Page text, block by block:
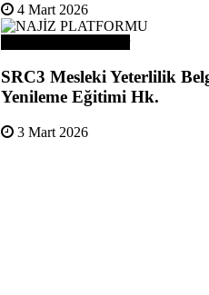
4 Mart 2026
SRC3 Mesleki Yeterlilik
Yenileme Eğitimi Hk.
3 Mart 2026